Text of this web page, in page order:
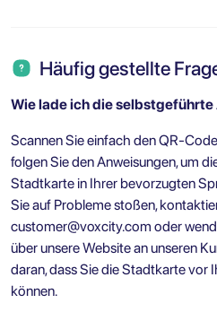
Häufig gestellte
Wie lade ich die
Scannen Sie einfach den QR-
folgen Sie den Anweisungen, um
Stadtkarte in Ihrer bevorzugten
Sie auf Probleme stoßen,
customer@voxcity.com oder
über unsere Website an unseren
daran, dass Sie die Stadtkarte vor
können.